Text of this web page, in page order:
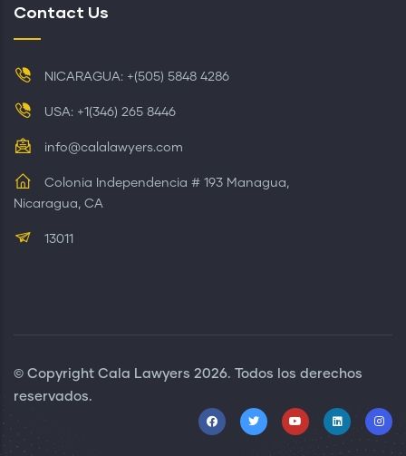
Contact Us
NICARAGUA: +(505) 5848 4286
USA: +1(346) 265 8446
info@calalawyers.com
Colonia Independencia # 193 Managua,
Nicaragua, CA
13011
© Copyright Cala Lawyers 2026. Todos los derechos
reservados.